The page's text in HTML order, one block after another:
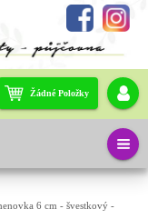
6 cm - švestkový -
Žádné Položky